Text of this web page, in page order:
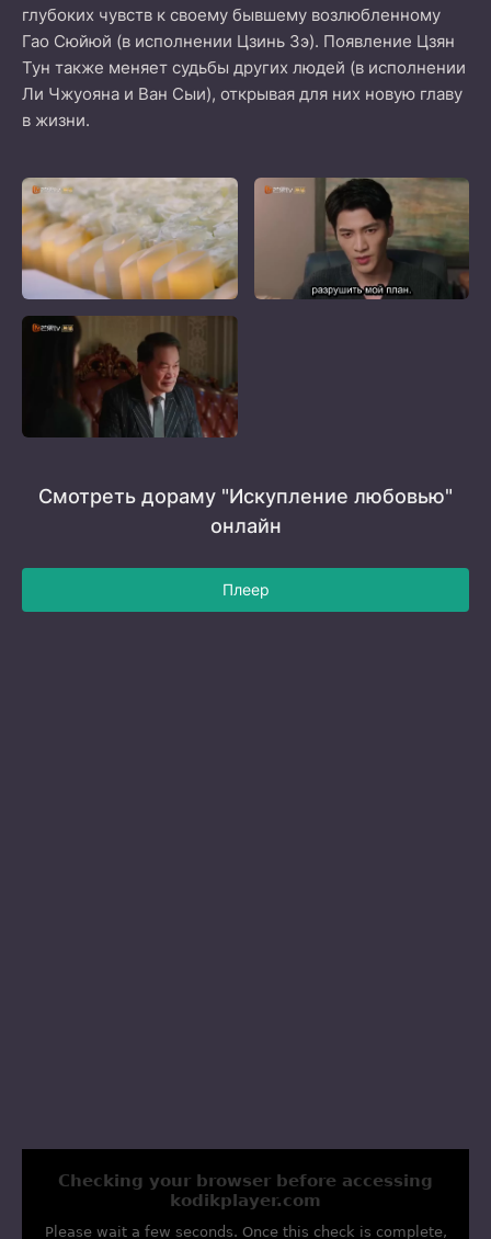
глубоких чувств к своему бывшему возлюбленному
Гао Сюйюй (в исполнении Цзинь Зэ). Появление Цзян
Тун также меняет судьбы других людей (в исполнении
Ли Чжуояна и Ван Сыи), открывая для них новую главу
в жизни.
Смотреть дораму "Искупление любовью"
онлайн
Плеер